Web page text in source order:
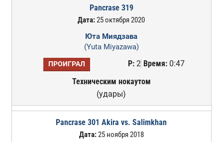
Pancrase 319
Дата:25 октября 2020
Юта Миядзава
(Yuta Miyazawa)
ПРОИГРАЛ Р:2 Время:0:47
Техническим нокаутом
(удары)
Pancrase 301 Akira vs. Salimkhan
Дата:25 ноября 2018